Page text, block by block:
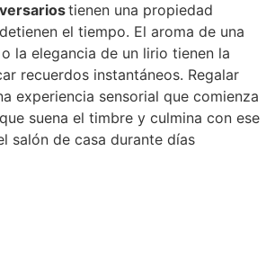
tienen una propiedad
el tiempo. El aroma de una
la elegancia de un lirio tienen la
recuerdos instantáneos. Regalar
experiencia sensorial que comienza
suena el timbre y culmina con ese
salón de casa durante días